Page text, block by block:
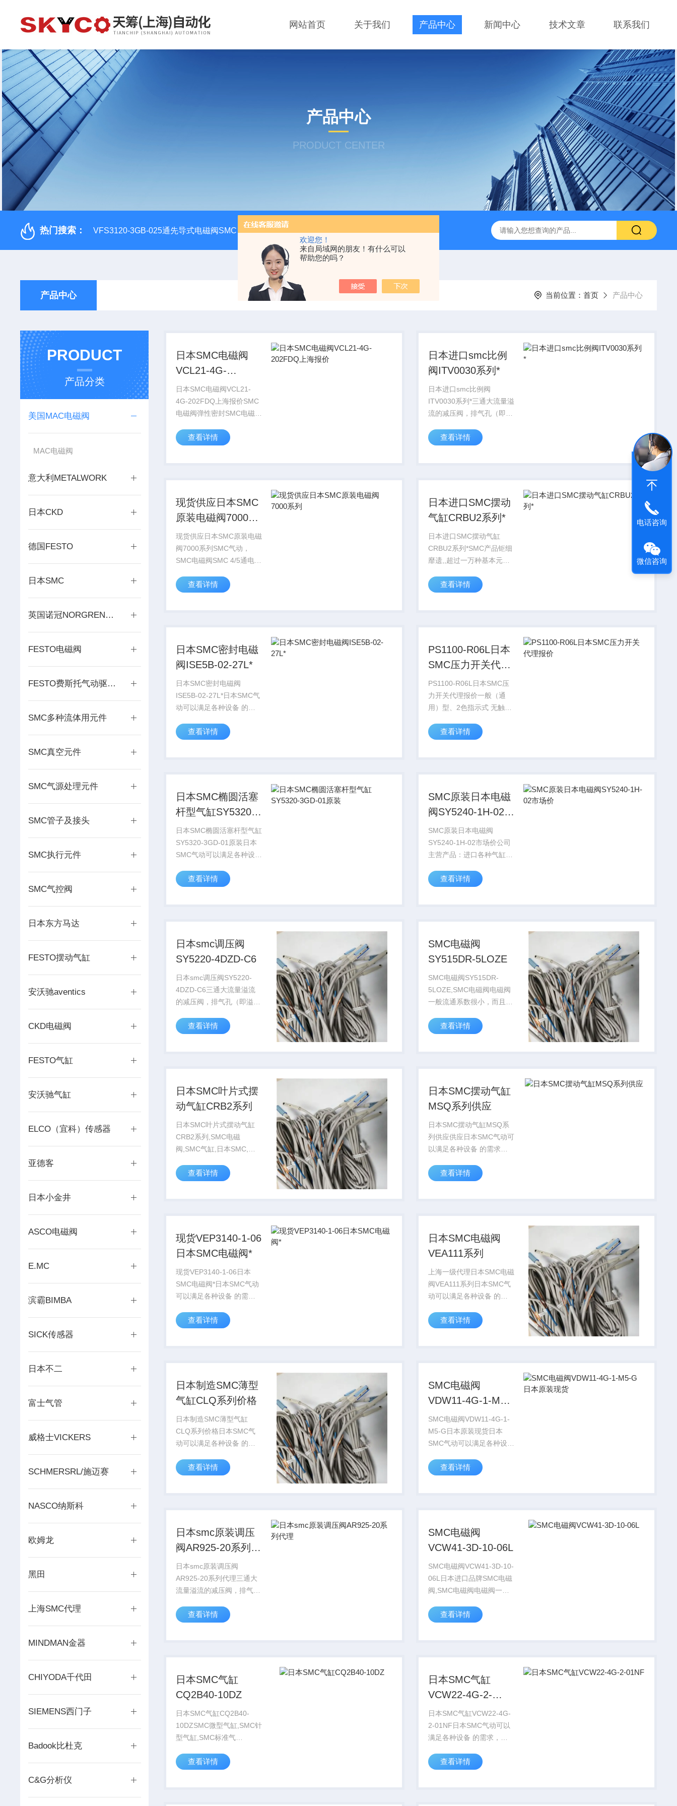
欢迎您！
来自局域网的朋友！有什么可以
帮助您的吗？
网站首页 关于我们 产品中心 新闻中心 技术文章 联系我们
产品中心
PRODUCT CENTER
热门搜索： VFS3120-3GB-025通先导式电磁阀SMC SMC气动香港营业所 AVL-20-25-S6德国FESTO气动 ORIENTALMOTOR东方马达
产品中心 当前位置： 首页 产品中心
PRODUCT
产品分类
美国MAC电磁阀
MAC电磁阀
意大利METALWORK
日本CKD
德国FESTO
日本SMC
英国诺冠NORGREN气动元件
FESTO电磁阀
FESTO费斯托气动驱动器单元
SMC多种流体用元件
SMC真空元件
SMC气源处理元件
SMC管子及接头
SMC执行元件
SMC气控阀
日本东方马达
FESTO摆动气缸
安沃驰aventics
CKD电磁阀
FESTO气缸
安沃驰气缸
ELCO（宜科）传感器
亚德客
日本小金井
ASCO电磁阀
E.MC
滨霸BIMBA
SICK传感器
日本不二
富士气管
威格士VICKERS
SCHMERSRL/施迈赛
NASCO纳斯科
欧姆龙
黑田
上海SMC代理
MINDMAN金器
CHIYODA千代田
SIEMENS西门子
Badook比杜克
C&G分析仪
日本SMC电磁阀
VCL21-4G-
202FDQ上海报价
日本SMC电磁阀VCL21-
4G-202FDQ上海报价SMC
电磁阀弹性密封SMC电磁阀
阀SYJA300 3.6dm3/
SYJA500 1.2dm3...
查看详情
日本进口smc比例
阀ITV0030系列*
日本进口smc比例阀
ITV0030系列*三通大流量溢
流的减压阀，排气孔（即溢
样。我公司（SMC气动）库
查看详情
现货供应日本SMC
原装电磁阀7000系
列
现货供应日本SMC原装电磁
阀7000系列SMC气动，
SMC电磁阀SMC 4/5通电磁
弹性密封
查看详情
日本进口SMC摆动
气缸CRBU2系列*
日本进口SMC摆动气缸
CRBU2系列*SMC产品钜细
靡遗,,超过一万种基本元件,
供全线系统的自动化组装配
的Z佳利器.同是营业所提供
查看详情
日本SMC密封电磁
阀ISE5B-02-27L*
日本SMC密封电磁阀
ISE5B-02-27L*日本SMC气
动可以满足各种设备 的需
务。 我公司可以满足各种
技术服务。
查看详情
PS1100-R06L日本
SMC压力开关代理
报价
PS1100-R06L日本SMC压
力开关代理报价一般（通
用）型、2色指示式 无触点
型、2色指示式带诊断输出2
式带定时器
查看详情
日本SMC椭圆活塞
杆型气缸SY5320-
3GD-01原装
日本SMC椭圆活塞杆型气缸
SY5320-3GD-01原装日本
SMC气动可以满足各种设备
服务。 我公司可以满足各
的技术服务。
查看详情
SMC原装日本电磁
阀SY5240-1H-02市
场价
SMC原装日本电磁阀
SY5240-1H-02市场价公司
主营产品：进口各种气缸、
率阀、消声器、压缩空气清
控制元件、真空用元件、全
查看详情
日本smc调压阀
SY5220-4DZD-C6
日本smc调压阀SY5220-
4DZD-C6三通大流量溢流
的减压阀，排气孔（即溢流
样。我公司（SMC气动）库
查看详情
SMC电磁阀
SY515DR-5LOZE
SMC电磁阀SY515DR-
5LOZE,SMC电磁阀电磁阀
一般流通系数很小，而且工
５口径的电磁阀流通系数比
电磁阀的驱动是通过电磁线
查看详情
日本SMC叶片式摆
动气缸CRB2系列
日本SMC叶片式摆动气缸
CRB2系列,SMC电磁
阀,SMC气缸,日本SMC,上
准气缸,日本smc电磁
磁阀报价,smc电磁阀资
查看详情
日本SMC摆动气缸
MSQ系列供应
日本SMC摆动气缸MSQ系
列供应供应日本SMC气动可
以满足各种设备 的需求，
公司可以满足各种设备 的
务。
查看详情
现货VEP3140-1-06
日本SMC电磁阀*
现货VEP3140-1-06日本
SMC电磁阀*日本SMC气动
可以满足各种设备 的需
务。 我公司可以满足各种
技术服务。
查看详情
日本SMC电磁阀
VEA111系列
上海一级代理日本SMC电磁
阀VEA111系列日本SMC气
动可以满足各种设备 的需
务。 我公司可以满足各种
技术服务。
查看详情
日本制造SMC薄型
气缸CLQ系列价格
日本制造SMC薄型气缸
CLQ系列价格日本SMC气
动可以满足各种设备 的需
务。 我公司可以满足各种
技术服务。
查看详情
SMC电磁阀
VDW11-4G-1-M5-
G日本原装现货
SMC电磁阀VDW11-4G-1-
M5-G日本原装现货日本
SMC气动可以满足各种设备
服务。 我公司可以满足各
的技术服务。
查看详情
日本smc原装调压
阀AR925-20系列代
理
日本smc原装调压阀
AR925-20系列代理三通大
流量溢流的减压阀，排气孔
口径一样。我公司（SMC气
币
查看详情
SMC电磁阀
VCW41-3D-10-06L
SMC电磁阀VCW41-3D-10-
06L日本进口品牌SMC电磁
阀,SMC电磁阀电磁阀一般
力差很小。比如一般２５口
口径的电动球阀小很多。电
查看详情
日本SMC气缸
CQ2B40-10DZ
日本SMC气缸CQ2B40-
10DZSMC微型气缸,SMC针
型气缸,SMC标准气
薄型气缸,轻巧型气缸,自由
气缸,齿杆式回转摆动气缸,
查看详情
日本SMC气缸
VCW22-4G-2-
01NF
日本SMC气缸VCW22-4G-
2-01NF日本SMC气动可以
满足各种设备 的需求，同
司可以满足各种设备 的需
务。
查看详情
电话咨询
微信咨询